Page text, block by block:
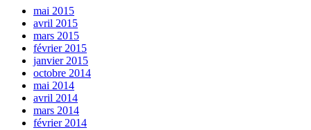
mai 2015
avril 2015
mars 2015
février 2015
janvier 2015
octobre 2014
mai 2014
avril 2014
mars 2014
février 2014